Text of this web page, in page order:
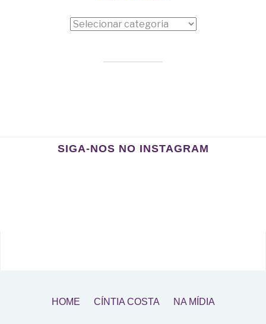
SIGA-NOS NO INSTAGRAM
HOME CÍNTIA COSTA NA MÍDIA